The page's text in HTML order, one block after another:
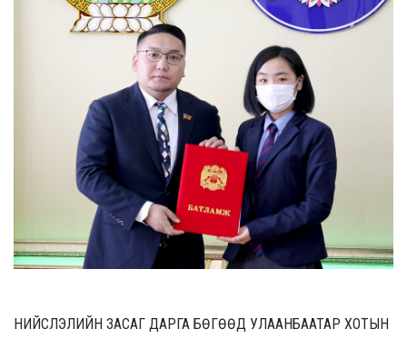
НИЙСЛЭЛИЙН ЗАСАГ ДАРГА БӨГӨӨД УЛААНБААТАР ХОТЫН